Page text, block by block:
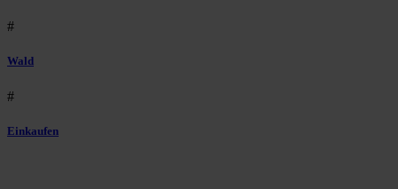
#
Wald
#
Einkaufen